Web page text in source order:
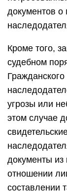
документов о
Кроме того,
судебном
угрозы или
этом случае
документы из
отношении
составлении